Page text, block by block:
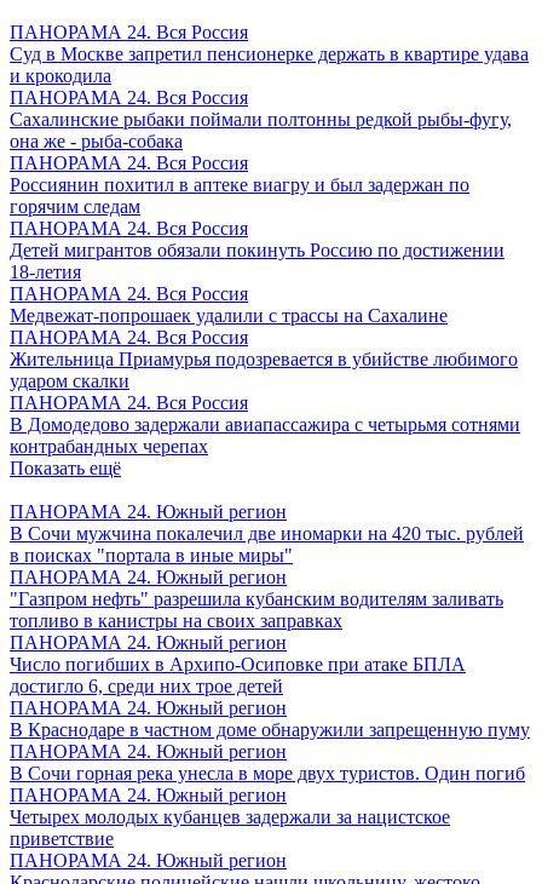
ПАНОРАМА 24. Вся Россия
Суд в Москве запретил пенсионерке держать в квартире удава
и крокодила
ПАНОРАМА 24. Вся Россия
Сахалинские рыбаки поймали полтонны редкой рыбы-фугу,
она же - рыба-собака
ПАНОРАМА 24. Вся Россия
Россиянин похитил в аптеке виагру и был задержан по
горячим следам
ПАНОРАМА 24. Вся Россия
Детей мигрантов обязали покинуть Россию по достижении
18-летия
ПАНОРАМА 24. Вся Россия
Медвежат-попрошаек удалили с трассы на Сахалине
ПАНОРАМА 24. Вся Россия
Жительница Приамурья подозревается в убийстве любимого
ударом скалки
ПАНОРАМА 24. Вся Россия
В Домодедово задержали авиапассажира с четырьмя сотнями
контрабандных черепах
Показать ещё
ПАНОРАМА 24. Южный регион
В Сочи мужчина покалечил две иномарки на 420 тыс. рублей
в поисках "портала в иные миры"
ПАНОРАМА 24. Южный регион
"Газпром нефть" разрешила кубанским водителям заливать
топливо в канистры на своих заправках
ПАНОРАМА 24. Южный регион
Число погибших в Архипо-Осиповке при атаке БПЛА
достигло 6, среди них трое детей
ПАНОРАМА 24. Южный регион
В Краснодаре в частном доме обнаружили запрещенную пуму
ПАНОРАМА 24. Южный регион
В Сочи горная река унесла в море двух туристов. Один погиб
ПАНОРАМА 24. Южный регион
Четырех молодых кубанцев задержали за нацистское
приветствие
ПАНОРАМА 24. Южный регион